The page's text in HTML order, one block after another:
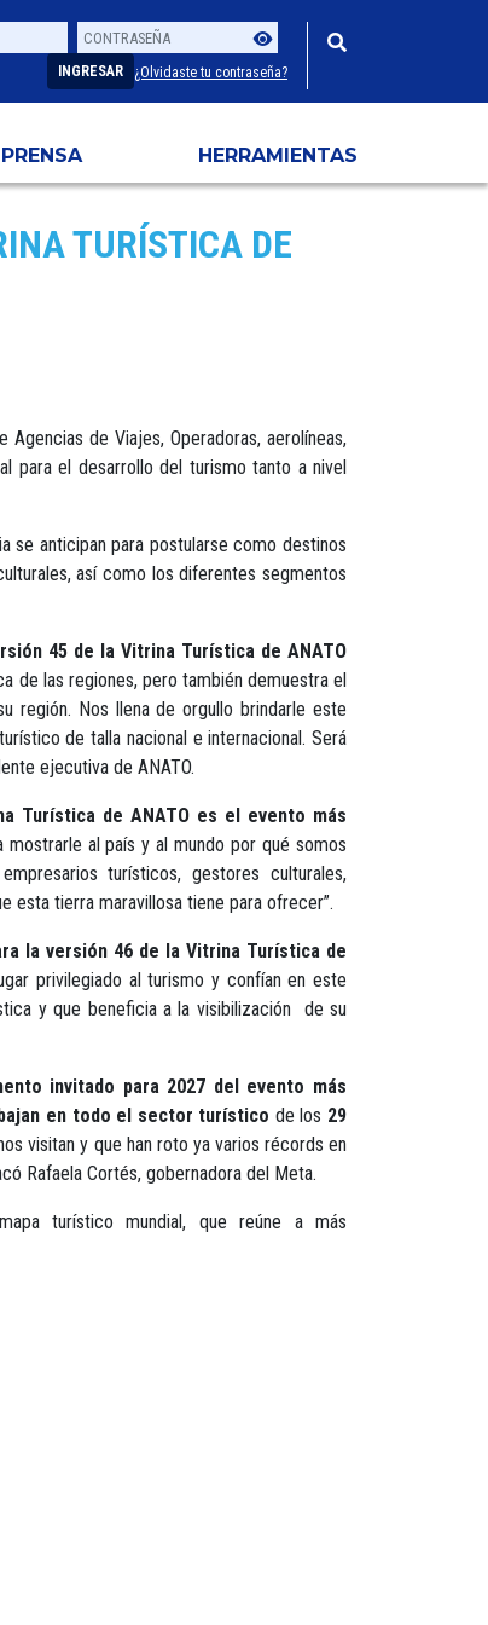
Usuario
Contraseña
INGRESAR ¿Olvidaste tu contraseña?
PRENSA HERRAMIENTAS
TURÍSTICA DE
de Viajes, Operadoras, aerolíneas,
para el desarrollo del turismo tanto a nivel
se anticipan para postularse como destinos
así como los diferentes segmentos
45 de la Vitrina Turística de ANATO
de las regiones, pero también demuestra el
región. Nos llena de orgullo brindarle este
de talla nacional e internacional. Será
ejecutiva de ANATO.
Turística de ANATO es el evento más
mostrarle al país y al mundo por qué somos
turísticos, gestores culturales,
esta tierra maravillosa tiene para ofrecer”.
la versión 46 de la Vitrina Turística de
privilegiado al turismo y confían en este
y que beneficia a la visibilización de su
invitado para 2027 del evento más
en todo el sector turístico de los 29
visitan y que han roto ya varios récords en
Rafaela Cortés, gobernadora del Meta.
turístico mundial, que reúne a más